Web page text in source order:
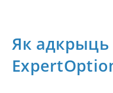
Як адкрыць